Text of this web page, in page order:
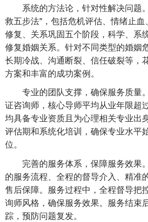
系统的方法论，针对性解决问题
救五步法"，包括危机评估、情绪止
修复、关系巩固五个阶段，科学、系
修复婚姻关系。针对不同类型的婚姻
长期冷战、沟通断裂、信任破裂等，
方案和丰富的成功案例。
专业的团队支撑，确保服务质量
证咨询师，核心导师平均从业年限超
均具备专业资质且为心理相关专业出
评估期和系统化培训，确保专业水平
位。
完善的服务体系，保障服务效果
的服务流程、全程的督导介入、精准
售后保障。服务过程中，全程督导把
询师风格，确保服务效果。服务结束
踪，预防问题复发。